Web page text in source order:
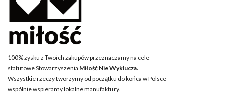
100% zysku z Twoich zakupów przeznaczamy na cele
statutowe Stowarzyszenia Miłość Nie Wyklucza.
Wszystkie rzeczy tworzymy od początku do końca w Polsce –
wspólnie wspieramy lokalne manufaktury.